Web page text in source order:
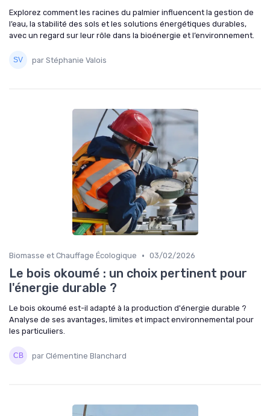
Explorez comment les racines du palmier influencent la gestion de
l’eau, la stabilité des sols et les solutions énergétiques durables,
avec un regard sur leur rôle dans la bioénergie et l’environnement.
par Stéphanie Valois
Biomasse et Chauffage Écologique • 03/02/2026
Le bois okoumé : un choix pertinent pour
l'énergie durable ?
Le bois okoumé est-il adapté à la production d'énergie durable ?
Analyse de ses avantages, limites et impact environnemental pour
les particuliers.
par Clémentine Blanchard